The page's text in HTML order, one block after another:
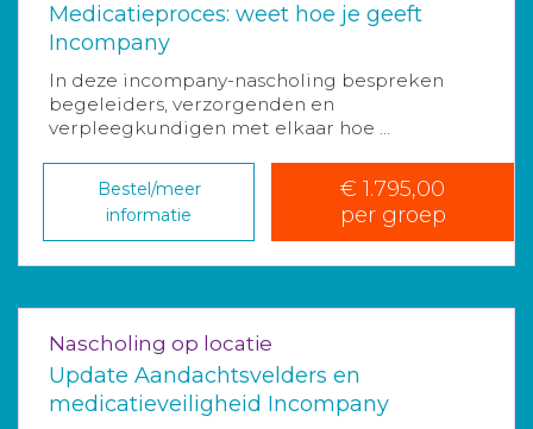
Medicatieproces: weet hoe je geeft
Incompany
In deze incompany-nascholing bespreken
begeleiders, verzorgenden en
verpleegkundigen met elkaar hoe ...
Bestel/meer
informatie
€ 1.795,00
per groep
Nascholing op locatie
Update Aandachtsvelders en
medicatieveiligheid Incompany